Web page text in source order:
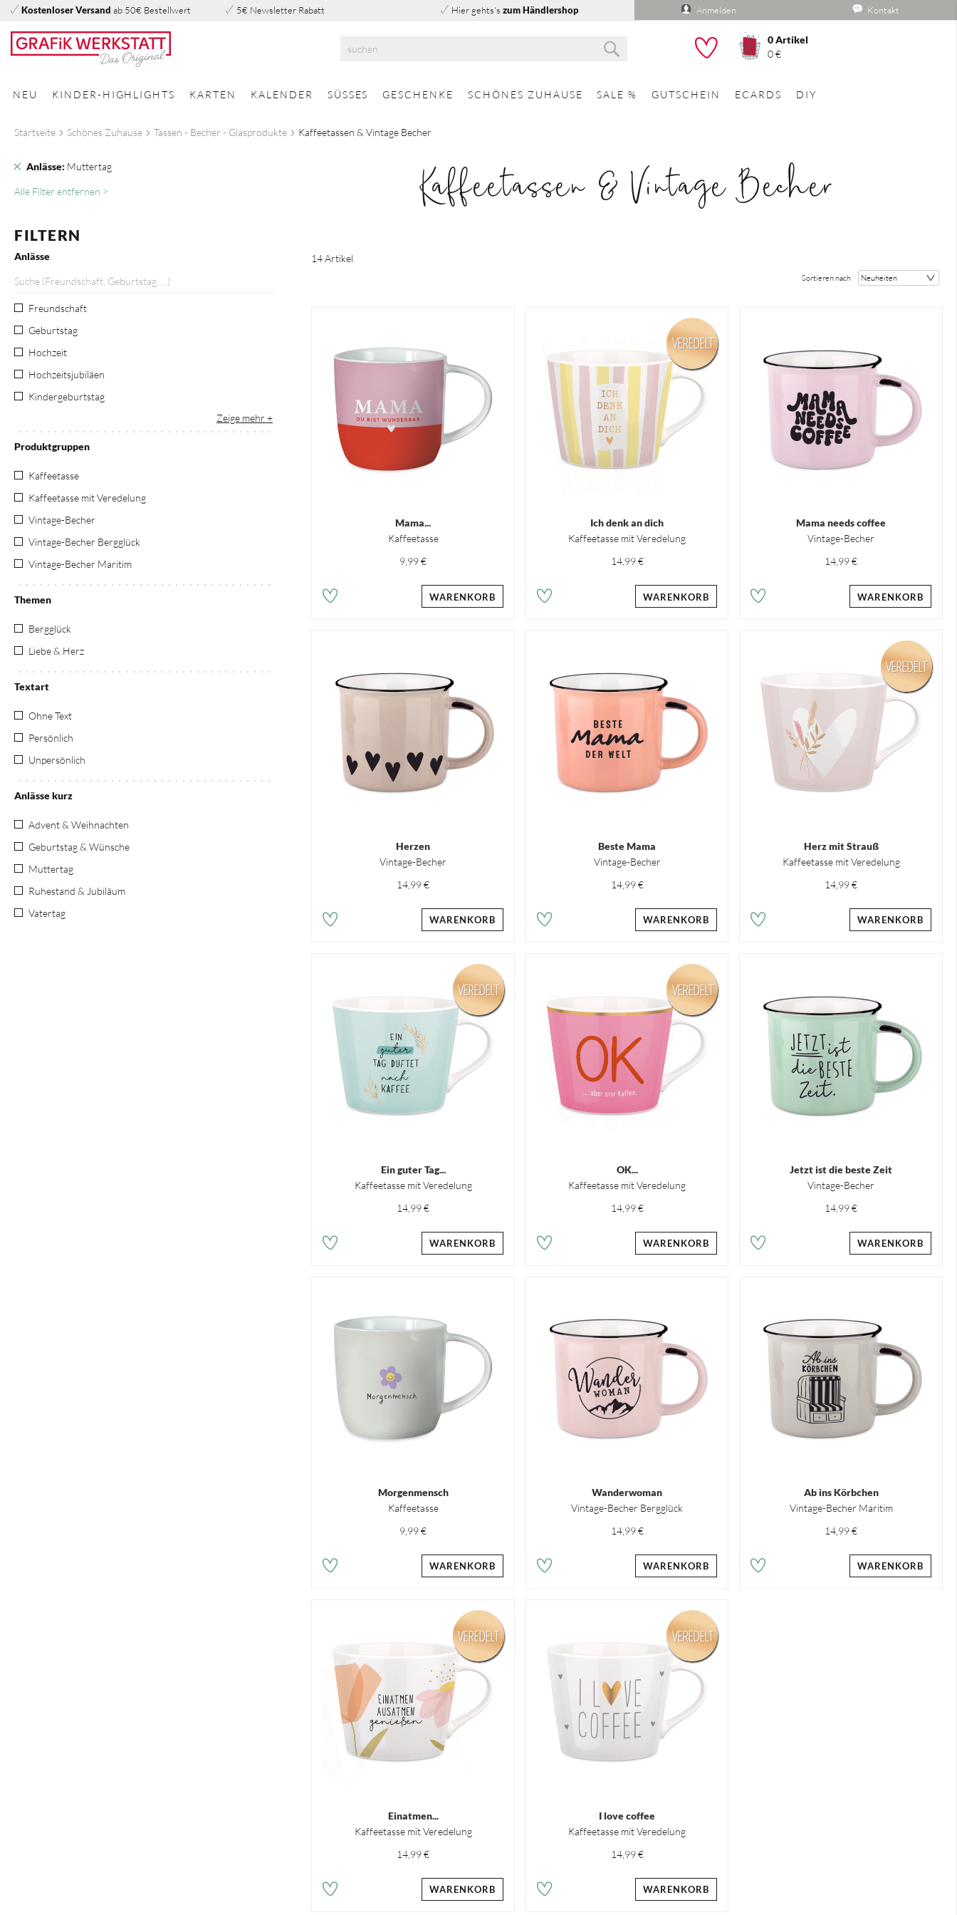
Kostenloser Versand ab 50€ Bestellwert 5€ Newsletter Rabatt Hier gehts's zum Händlershop Anmelden Kontakt
Direkt
zum
0Artikel
0 €
NEU KINDER-HIGHLIGHTS KARTEN KALENDER SÜSSES GESCHENKE SCHÖNES ZUHAUSE SALE % GUTSCHEIN ECARDS DIY
Startseite Schönes Zuhause Tassen - Becher - Glasprodukte Kaffeetassen & Vintage Becher
Kaffeetassen & Vintage Becher
14Artikel
Sortieren nach
Mama...
Kaffeetasse
9,99 €
WARENKORB
Ich denk an dich
Kaffeetasse mit Veredelung
14,99 €
VEREDELT
WARENKORB
Mama needs coffee
Vintage-Becher
14,99 €
WARENKORB
Herzen
Vintage-Becher
14,99 €
WARENKORB
Beste Mama
Vintage-Becher
14,99 €
WARENKORB
Herz mit Strauß
Kaffeetasse mit Veredelung
14,99 €
VEREDELT
WARENKORB
Ein guter Tag...
Kaffeetasse mit Veredelung
14,99 €
VEREDELT
WARENKORB
OK...
Kaffeetasse mit Veredelung
14,99 €
VEREDELT
WARENKORB
Jetzt ist die beste Zeit
Vintage-Becher
14,99 €
WARENKORB
Morgenmensch
Kaffeetasse
9,99 €
WARENKORB
Wanderwoman
Vintage-Becher Bergglück
14,99 €
WARENKORB
Ab ins Körbchen
Vintage-Becher Maritim
14,99 €
WARENKORB
Einatmen...
Kaffeetasse mit Veredelung
14,99 €
VEREDELT
WARENKORB
I love coffee
Kaffeetasse mit Veredelung
14,99 €
VEREDELT
WARENKORB
Anlässe Muttertag
Dies
Alle Filter entfernen >
FILTERN
Anlässe
Freundschaft
Geburtstag
Hochzeit
Hochzeitsjubiläen
Kindergeburtstag
Zeige mehr
Produktgruppen
Kaffeetasse
Kaffeetasse mit Veredelung
Vintage-Becher
Vintage-Becher Bergglück
Vintage-Becher Maritim
Themen
Bergglück
Liebe & Herz
Textart
Ohne Text
Persönlich
Unpersönlich
Anlässe kurz
Advent & Weihnachten
Geburtstag & Wünsche
Muttertag
Ruhestand & Jubiläum
Vatertag